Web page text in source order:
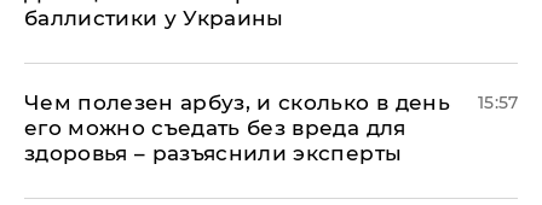
баллистики у Украины
Чем полезен арбуз, и сколько в день
его можно съедать без вреда для
здоровья – разъяснили эксперты
15:57